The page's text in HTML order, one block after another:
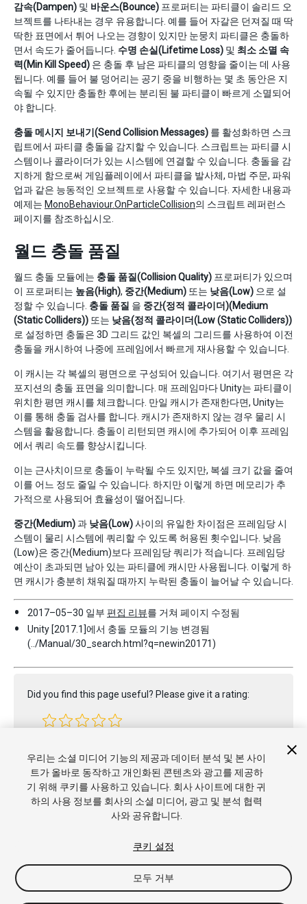
감속(Dampen) 및 바운스(Bounce) 프로퍼티는 파티클이 솔리드 오
브젝트를 나타내는 경우 유용합니다. 예를 들어 자갈은 던져질 때 딱
딱한 표면에서 튀어 나오는 경향이 있지만 눈뭉치 파티클은 충돌하
면서 속도가 줄어듭니다. 수명 손실(Lifetime Loss) 및 최소 소멸 속
력(Min Kill Speed) 은 충돌 후 남은 파티클의 영향을 줄이는 데 사용
됩니다. 예를 들어 불 덩어리는 공기 중을 비행하는 몇 초 동안은 지
속될 수 있지만 충돌한 후에는 분리된 불 파티클이 빠르게 소멸되어
야 합니다.
충돌 메시지 보내기(Send Collision Messages) 를 활성화하면 스크
립트에서 파티클 충돌을 감지할 수 있습니다. 스크립트는 파티클 시
스템이나 콜라이더가 있는 시스템에 연결할 수 있습니다. 충돌을 감
지하게 함으로써 게임플레이에서 파티클을 발사체, 마법 주문, 파워
업과 같은 능동적인 오브젝트로 사용할 수 있습니다. 자세한 내용과
예제는 MonoBehaviour.OnParticleCollision의 스크립트 레퍼런스
페이지를 참조하십시오.
월드 충돌 품질
월드 충돌 모듈에는 충돌 품질(Collision Quality) 프로퍼티가 있으며
이 프로퍼티는 높음(High), 중간(Medium) 또는 낮음(Low) 으로 설
정할 수 있습니다. 충돌 품질 을 중간(정적 콜라이더)(Medium
(Static Colliders)) 또는 낮음(정적 콜라이더(Low (Static Colliders))
로 설정하면 충돌은 3D 그리드 값인 복셀의 그리드를 사용하여 이전
충돌을 캐시하여 나중에 프레임에서 빠르게 재사용할 수 있습니다.
이 캐시는 각 복셀의 평면으로 구성되어 있습니다. 여기서 평면은 각
포지션의 충돌 표면을 의미합니다. 매 프레임마다 Unity는 파티클이
위치한 평면 캐시를 체크합니다. 만일 캐시가 존재한다면, Unity는
이를 통해 충돌 검사를 합니다. 캐시가 존재하지 않는 경우 물리 시
스템을 활용합니다. 충돌이 리턴되면 캐시에 추가되어 이후 프레임
에서 쿼리 속도를 향상시킵니다.
이는 근사치이므로 충돌이 누락될 수도 있지만, 복셀 크기 값을 줄여
이를 어느 정도 줄일 수 있습니다. 하지만 이렇게 하면 메모리가 추
가적으로 사용되어 효율성이 떨어집니다.
중간(Medium)과 낮음(Low)사이의 유일한 차이점은 프레임당 시
스템이 물리 시스템에 쿼리할 수 있도록 허용된 횟수입니다. 낮음
(Low)은 중간(Medium)보다 프레임당 쿼리가 적습니다. 프레임당
예산이 초과되면 남아 있는 파티클에 캐시만 사용됩니다. 이렇게 하
면 캐시가 충분히 채워질 때까지 누락된 충돌이 늘어날 수 있습니다.
2017–05–30 일부 편집 리뷰를 거쳐 페이지 수정됨
Unity [2017.1]에서 충돌 모듈의 기능 변경됨
(../Manual/30_search.html?q=newin20171)
Did you find this page useful? Please give it a rating:
Copyright © 2019 Unity Technologies. Publication 2018.4
우리는 소셜 미디어 기능의 제공과 데이터 분석 및 본 사이
트가 올바로 동작하고 개인화된 콘텐츠와 광고를 제공하
기 위해 쿠키를 사용하고 있습니다. 회사 사이트에 대한 귀
하의 사용 정보를 회사의 소셜 미디어, 광고 및 분석 협력
사와 공유합니다.
쿠키 설정
모두 거부